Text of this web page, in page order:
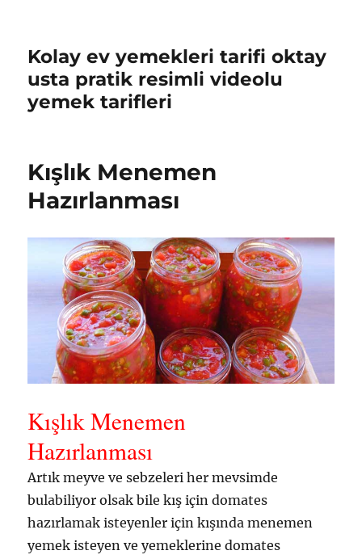
Kolay ev yemekleri tarifi oktay
usta pratik resimli videolu
yemek tarifleri
Kışlık Menemen
Hazırlanması
Kışlık Menemen
Hazırlanması
Artık meyve ve sebzeleri her mevsimde
bulabiliyor olsak bile kış için domates
hazırlamak isteyenler için kışında menemen
yemek isteyen ve yemeklerine domates